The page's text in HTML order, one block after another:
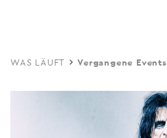
main
WAS LÄUFT Vergangene Events